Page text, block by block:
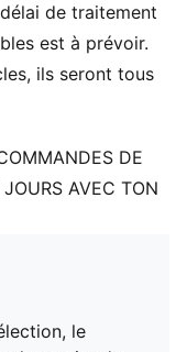
et logo PUMA
de traitement
est à prévoir.
ils seront tous
DE
AVEC TON
le